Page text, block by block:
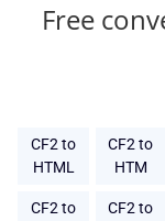
Free
CF2 to
HTML
CF2 to
HTM
CF2 to
CF2 to